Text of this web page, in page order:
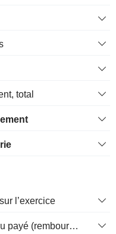
total
l’exercice
Trésorerie Impôt sur le revenu payé (remboursement)Impôt effectivement payé (remboursé) sur l’exercice